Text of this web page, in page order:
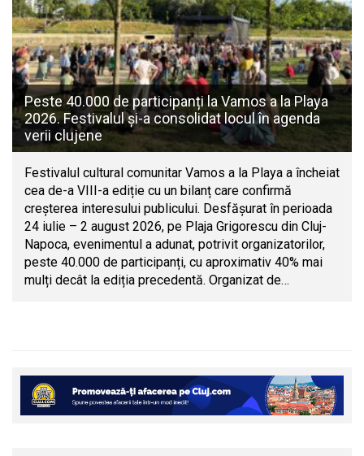
Peste 40.000 de participanți la Vamos a la Playa
2026. Festivalul și-a consolidat locul în agenda
verii clujene
Festivalul cultural comunitar Vamos a la Playa a încheiat
cea de-a VIII-a ediție cu un bilanț care confirmă
creșterea interesului publicului. Desfășurat în perioada
24 iulie – 2 august 2026, pe Plaja Grigorescu din Cluj-
Napoca, evenimentul a adunat, potrivit organizatorilor,
peste 40.000 de participanți, cu aproximativ 40% mai
mulți decât la ediția precedentă. Organizat de…